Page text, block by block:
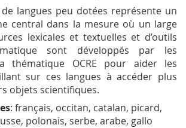
de langues peu dotées représente un
central dans la mesure où un large
lexicales et textuelles et d’outils
sont développés par les
thématique OCRE pour aider les
sur ces langues à accéder plus
objets scientifiques.
: français, occitan, catalan, picard,
polonais, serbe, arabe, gallo